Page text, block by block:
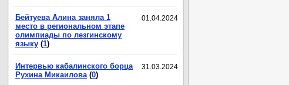
01.04.2024
Бейтуева Алина заняла 1
место в региональном этапе
олимпиады по лезгинскому
языку (1)
31.03.2024
Интервью кабалинского борца
Рухина Микаилова (0)